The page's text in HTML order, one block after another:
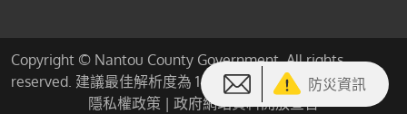
防災資訊
Copyright © Nantou County Government. All rights
reserved. 建議最佳解析度為 1440*900 或以上
隱私權政策 | 政府網站資料開放宣告